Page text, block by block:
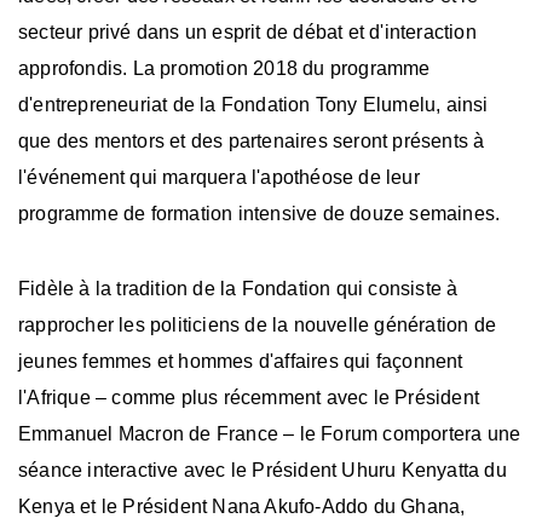
secteur privé dans un esprit de débat et d'interaction
approfondis. La promotion 2018 du programme
d'entrepreneuriat de la Fondation Tony Elumelu, ainsi
que des mentors et des partenaires seront présents à
l'événement qui marquera l'apothéose de leur
programme de formation intensive de douze semaines.
Fidèle à la tradition de la Fondation qui consiste à
rapprocher les politiciens de la nouvelle génération de
jeunes femmes et hommes d'affaires qui façonnent
l'Afrique – comme plus récemment avec le Président
Emmanuel Macron de France – le Forum comportera une
séance interactive avec le Président Uhuru Kenyatta du
Kenya et le Président Nana Akufo-Addo du Ghana,